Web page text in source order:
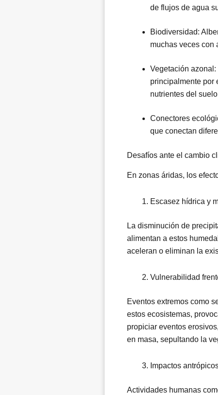
de flujos de agua
Biodiversidad:
muchas veces con
Vegetación
principalmente por
nutrientes del
Conectores
que conectan
Desafíos ante el cambio
En zonas áridas, los
Escasez hídrica y
La disminución de
alimentan a estos
aceleran o eliminan la
Vulnerabilidad
Eventos extremos como
estos ecosistemas,
propiciar eventos
en masa, sepultando la
Impactos
Actividades humanas